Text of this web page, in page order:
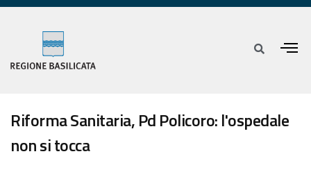
Riforma Sanitaria, Pd Policoro: l'ospedale
non si tocca